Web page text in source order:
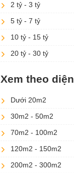
2 tỷ - 3 tỷ
5 tỷ - 7 tỷ
10 tỷ - 15 tỷ
20 tỷ - 30 tỷ
Xem theo
Dưới 20m2
30m2 - 50m2
70m2 - 100m2
120m2 - 150m2
200m2 - 300m2